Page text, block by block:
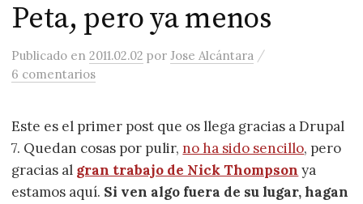
Peta, pero ya menos
Publicado en2011.02.02 porJose Alcántara /
6 comentarios
Este es el primer post que os llega gracias a Drupal
7. Quedan cosas por pulir,no ha sido sencillo, pero
gracias al gran trabajo de Nick Thompson ya
estamos aquí. Si ven algo fuera de su lugar, hagan